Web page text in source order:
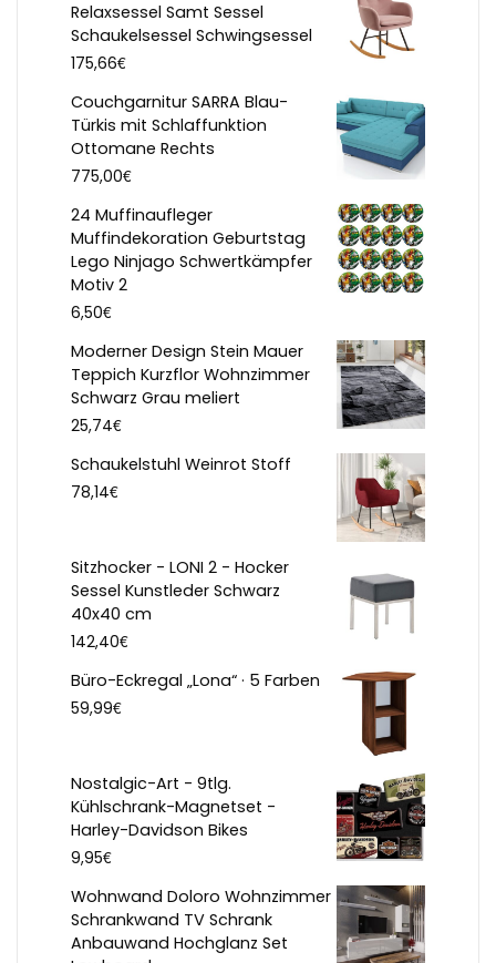
Relaxsessel Samt Sessel
Schaukelsessel Schwingsessel
175,66€
Couchgarnitur SARRA Blau-
Türkis mit Schlaffunktion
Ottomane Rechts
775,00€
24 Muffinaufleger
Muffindekoration Geburtstag
Lego Ninjago Schwertkämpfer
Motiv 2
6,50€
Moderner Design Stein Mauer
Teppich Kurzflor Wohnzimmer
Schwarz Grau meliert
25,74€
Schaukelstuhl Weinrot Stoff
78,14€
Sitzhocker - LONI 2 - Hocker
Sessel Kunstleder Schwarz
40x40 cm
142,40€
Büro-Eckregal „Lona“ · 5 Farben
59,99€
Nostalgic-Art - 9tlg.
Kühlschrank-Magnetset -
Harley-Davidson Bikes
9,95€
Wohnwand Doloro Wohnzimmer
Schrankwand TV Schrank
Anbauwand Hochglanz Set